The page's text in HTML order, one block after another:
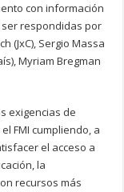
con información
respondidas por
(JxC), Sergio Massa
Myriam Bregman
exigencias de
FMI cumpliendo, a
el acceso a
la
recursos más